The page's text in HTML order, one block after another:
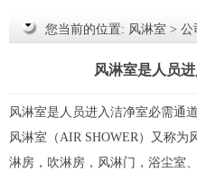
您当前的位置: 风淋室 > 公
风淋室是人员
风淋室是人员进入洁净室必需通道
风淋室（AIR SHOWER）又称
淋房，吹淋房， 风淋门 ，浴尘室